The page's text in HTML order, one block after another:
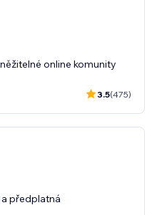
online komunity
3.5(475)
předplatná